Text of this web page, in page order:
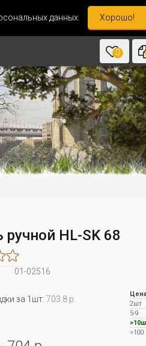
данных. Хорошо!
0
ручной HL-SK 68
01-02516
за 1шт: 703.8 р.
2шт
5-9
>100